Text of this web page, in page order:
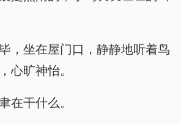
，坐在屋门口，静静地听着鸟
心旷神怡。
在干什么。